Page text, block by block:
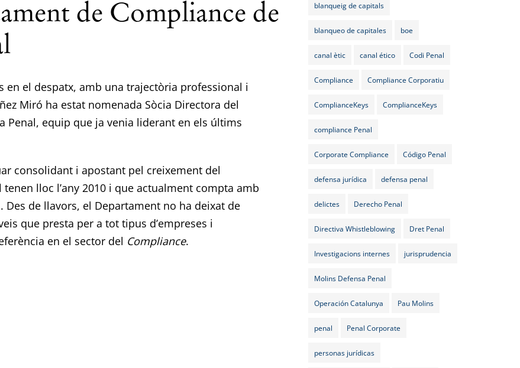
de Compliance de
en el despatx, amb una trajectòria professional i
Miró ha estat nomenada Sòcia Directora del
Penal, equip que ja venia liderant en els últims
consolidant i apostant pel creixement del
lloc l’any 2010 i que actualment compta amb
de llavors, el Departament no ha deixat de
que presta per a tot tipus d’empreses i
en el sector del Compliance.
blanqueig de capitals
blanqueo de capitales boe
canal ètic canal ético Codi Penal
Compliance Compliance Corporatiu
ComplianceKeys ComplianceKeys
compliance Penal
Corporate Compliance Código Penal
defensa jurídica defensa penal
delictes Derecho Penal
Directiva Whistleblowing Dret Penal
Investigacions internes jurisprudencia
Molins Defensa Penal
Operación Catalunya Pau Molins
penal Penal Corporate
personas jurídicas